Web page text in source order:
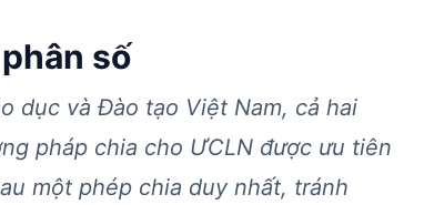
số
dục và Đào tạo Việt Nam, cả hai
pháp chia cho ƯCLN được ưu tiên
một phép chia duy nhất, tránh